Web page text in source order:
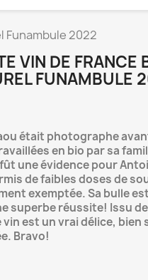
Funambule 2022
VIN DE FRANCE
FUNAMBULE
était photographe
en bio par sa
une évidence pour
de faibles doses de
exemptée. Sa bulle
superbe réussite! Issu
est un vrai délice, bien
Bravo!